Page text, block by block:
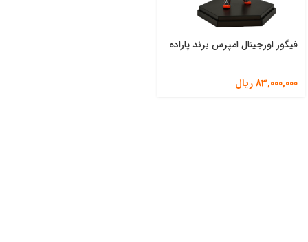
فیگور اورجینال امپرس برند پاراده
83,000,000ریال